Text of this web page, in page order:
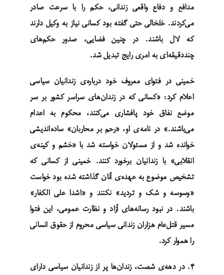
مدافع و دفاع واقعی زندانی، حکم را با سرعت صادر
می‌کردند. خلخالی حتی گفته بود کسانی نیاز به وکیل دارند
که لال باشند. در چنین فضایی، صدور حکم‌های
چنددقیقه‌ای به امری رایج تبدیل شد.
خمینی در فتوای معروف خود درباره‌ی زندانیان سیاسی
اعلام کرد: «کسانی که در زندان‌های سراسر کشور بر سر
موضع نفاق خود پافشاری می‌کنند، محکوم به اعدام
می‌باشند.» در نامه‌ی او، «رحم بر محاربان» ساده‌اندیشی
خوانده شد و از مسئولان خواسته شد با «خشم و کینه‌ی
انقلابی» با زندانیان برخورد کنند. خمینی از کسانی که
تشخیص موضوع به عهده‌ی آنان گذاشته شده بود خواست
«وسوسه و شک و تردید» نکنند و «اشدا علی الکفار»
باشند. در نبود رسانه‌های آزاد و نظارت عمومی، این فتوا
مسیر قتل‌عام هزاران زندانی سیاسی محروم از حقوق انسانی
را هموار کرد.
۴. در دهه‌ی شصت، زندان‌ها پر از زندانیان سیاسی دارای